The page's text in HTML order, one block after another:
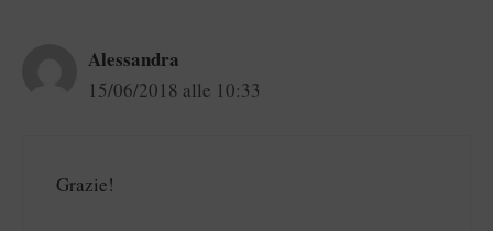
Alessandra
15/06/2018 alle 10:33
Grazie!